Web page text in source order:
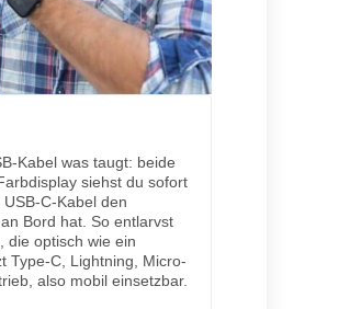
Kabel was taugt: beide
siehst du sofort
C-Kabel den
Bord hat. So entlarvst
die optisch wie ein
Type-C, Lightning, Micro-
also mobil einsetzbar.